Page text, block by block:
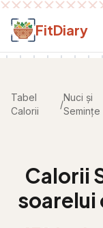
Salt la conținut
FitDiary
Tabel
Calorii
/
Nuci și
Semințe
Calorii
soarelui